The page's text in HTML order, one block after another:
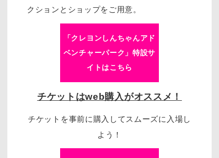
クションとショップをご用意。
「クレヨンしんちゃんアド
ベンチャーパーク」特設サ
イトはこちら
チケットはweb購入がオススメ！
チケットを事前に購入してスムーズに入場し
よう！